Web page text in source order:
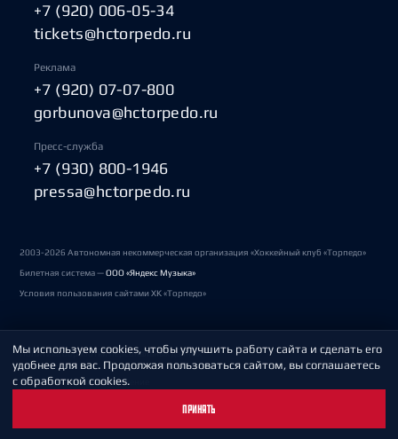
+7 (920) 006-05-34
tickets@hctorpedo.ru
Реклама
+7 (920) 07-07-800
gorbunova@hctorpedo.ru
Пресс-служба
+7 (930) 800-1946
pressa@hctorpedo.ru
2003-2026 Автономная некоммерческая организация «Хоккейный клуб «Торпедо»
Билетная система —ООО «Яндекс Музыка»
Условия пользования сайтами ХК «Торпедо»
Политика обработки персональных данных
Пользовательское соглашение
Мы используем cookies, чтобы улучшить работу сайта и сделать его
удобнее для вас. Продолжая пользоваться сайтом, вы соглашаетесь
с обработкой cookies.
ПРИНЯТЬ